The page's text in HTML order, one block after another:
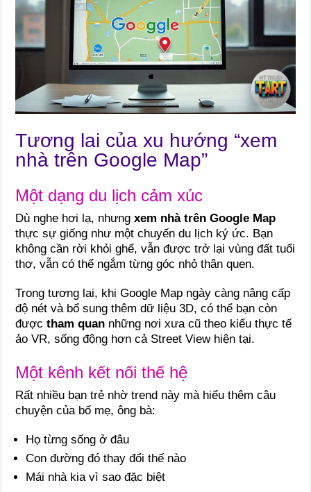
Tương lai của xu hướng “xem
nhà trên Google Map”
Một dạng du lịch cảm xúc
Dù nghe hơi lạ, nhưngxem nhà trên Google Map
thực sự giống như một chuyến du lịch ký ức. Bạn
không cần rời khỏi ghế, vẫn được trở lại vùng đất tuổi
thơ, vẫn có thể ngắm từng góc nhỏ thân quen.
Trong tương lai, khi Google Map ngày càng nâng cấp
độ nét và bổ sung thêm dữ liệu 3D, có thể bạn còn
đượctham quan những nơi xưa cũ theo kiểu thực tế
ảo VR, sống động hơn cả Street View hiện tại.
Một kênh kết nối thế hệ
Rất nhiều bạn trẻ nhờ trend này mà hiểu thêm câu
chuyện của bố mẹ, ông bà:
Họ từng sống ở đâu
Con đường đó thay đổi thế nào
Mái nhà kia vì sao đặc biệt